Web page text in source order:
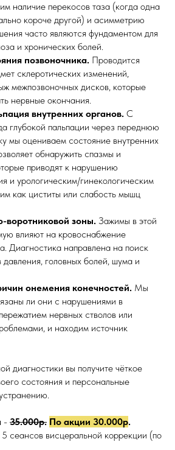
наличие перекосов таза (когда одна
короче другой) и асимметрию
часто являются фундаментом для
и хронических болей.
позвоночника. Проводится
склеротических изменений,
межпозвоночных дисков, которые
нервные окончания.
внутренних органов. С
глубокой пальпации через переднюю
мы оцениваем состояние внутренних
обнаружить спазмы и
приводят к нарушению
и урологическим/гинекологическим
как циститы или слабость мышц
воротниковой зоны. Зажимы в этой
влияют на кровоснабжение
Диагностика направлена на поиск
давления, головных болей, шума и
онемения конечностей. Мы
ли они с нарушениями в
нервных стволов или
и находим источник
диагностики вы получите чёткое
состояния и персональные
- 35.000р. По акции 30.000р.
сеансов висцеральной коррекции (по